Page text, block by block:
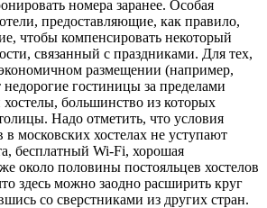
номера заранее. Особая
предоставляющие, как правило,
чтобы компенсировать некоторый
связанный с праздниками. Для тех,
размещении (например,
гостиницы за пределами
большинство из которых
Надо отметить, что условия
в московских хостелах не уступают
бесплатный Wi-Fi, хорошая
около половины постояльцев хостелов
здесь можно заодно расширить круг
со сверстниками из других стран.